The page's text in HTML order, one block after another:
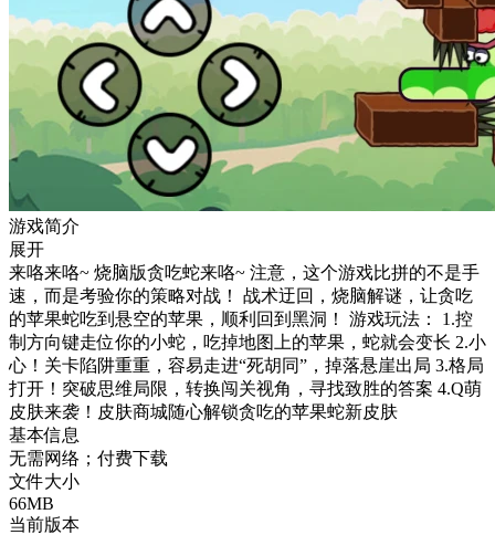
游戏简介
展开
来咯来咯~ 烧脑版贪吃蛇来咯~ 注意，这个游戏比拼的不是手
速，而是考验你的策略对战！ 战术迂回，烧脑解谜，让贪吃
的苹果蛇吃到悬空的苹果，顺利回到黑洞！ 游戏玩法： 1.控
制方向键走位你的小蛇，吃掉地图上的苹果，蛇就会变长 2.小
心！关卡陷阱重重，容易走进“死胡同”，掉落悬崖出局 3.格局
打开！突破思维局限，转换闯关视角，寻找致胜的答案 4.Q萌
皮肤来袭！皮肤商城随心解锁贪吃的苹果蛇新皮肤
基本信息
无需网络；付费下载
文件大小
66MB
当前版本